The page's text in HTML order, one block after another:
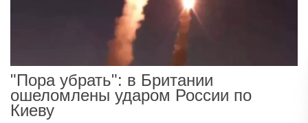
"Пора убрать": в Британии
ошеломлены ударом России по
Киеву